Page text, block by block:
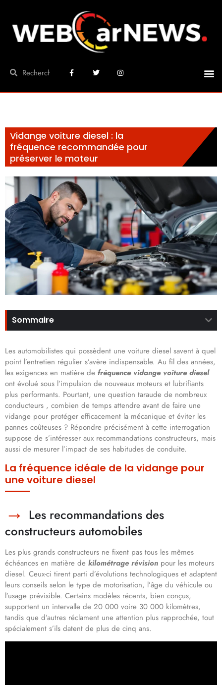
Vidange voiture diesel : la
fréquence recommandée pour
préserver le moteur
Sommaire
Les automobilistes qui possèdent une voiture diesel savent à quel
point l’entretien régulier s’avère indispensable. Au fil des années,
les exigences en matière de fréquence vidange voiture diesel
ont évolué sous l’impulsion de nouveaux moteurs et lubrifiants
plus performants. Pourtant, une question taraude de nombreux
conducteurs , combien de temps attendre avant de faire une
vidange pour protéger efficacement la mécanique et éviter les
pannes coûteuses ? Répondre précisément à cette interrogation
suppose de s’intéresser aux recommandations constructeurs, mais
aussi de mesurer l’impact de ses habitudes de conduite.
La fréquence idéale de la vidange pour
une voiture diesel
Les recommandations des
constructeurs automobiles
Les plus grands constructeurs ne fixent pas tous les mêmes
échéances en matière de kilométrage révision pour les moteurs
diesel. Ceux-ci tirent parti d’évolutions technologiques et adaptent
leurs conseils selon le type de motorisation, l’âge du véhicule ou
l’usage prévisible. Certains modèles récents, bien conçus,
supportent un intervalle de 20 000 voire 30 000 kilomètres,
tandis que d’autres réclament une attention plus rapprochée, tout
spécialement s’ils datent de plus de cinq ans.